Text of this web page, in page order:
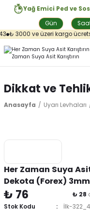
Yağ Emici Ped ve
Gün
₺ 3000 ve üzeri kargo
Dikkat ve
Anasayfa Uyarı Levhaları
Her Zaman Suya
Dekota (Forex) 3mm
₺ 76 ₺ 28
Stok Kodu
İlk-322_4